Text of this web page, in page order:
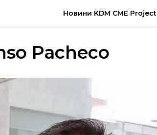
Новини KDM CME Project
Pacheco